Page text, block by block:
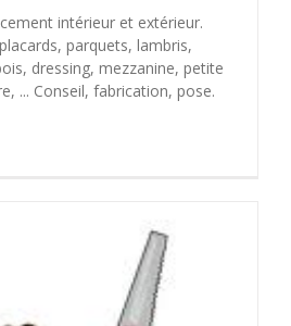
intérieur et extérieur.
parquets, lambris,
dressing, mezzanine, petite
... Conseil, fabrication, pose.